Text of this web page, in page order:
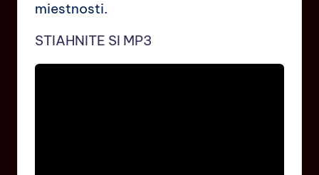
miestnosti.
STIAHNITE SI MP3